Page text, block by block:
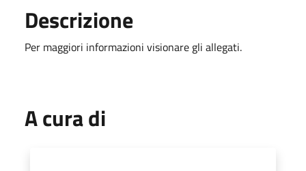
Descrizione
Per maggiori informazioni visionare gli allegati.
A cura di